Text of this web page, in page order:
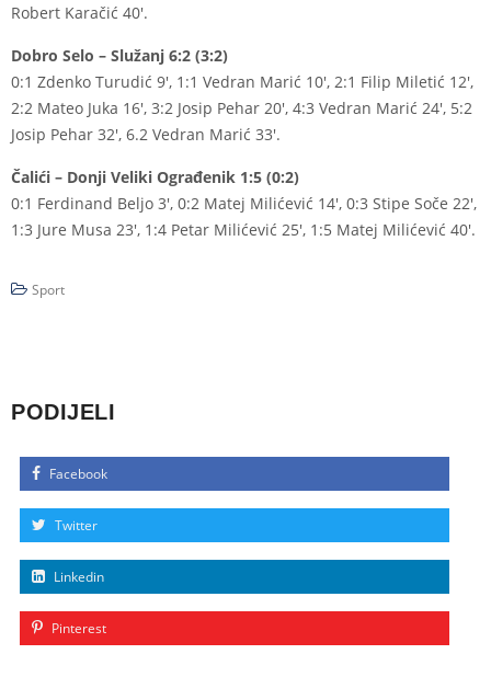
Robert Karačić 40′.
Dobro Selo – Služanj 6:2 (3:2)
0:1 Zdenko Turudić 9′, 1:1 Vedran Marić 10′, 2:1 Filip Miletić 12′,
2:2 Mateo Juka 16′, 3:2 Josip Pehar 20′, 4:3 Vedran Marić 24′, 5:2
Josip Pehar 32′, 6.2 Vedran Marić 33′.
Čalići – Donji Veliki Ograđenik 1:5 (0:2)
0:1 Ferdinand Beljo 3′, 0:2 Matej Milićević 14′, 0:3 Stipe Soče 22′,
1:3 Jure Musa 23′, 1:4 Petar Milićević 25′, 1:5 Matej Milićević 40′.
Sport
PODIJELI
Facebook
Twitter
Linkedin
Pinterest